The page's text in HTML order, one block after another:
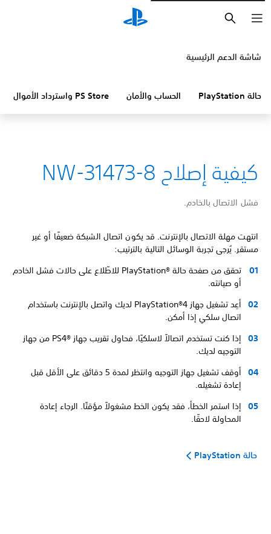
شاشة الدعم الرئيسية
حالة PlayStation الحساب والأمان PS Store واسترداد الأموال
كيفية إصلاح NW-31473-8
فشل الاتصال بالخادم.
انتهت مهلة الاتصال بالإنترنت. قد يكون اتصال الشبكة ضعيفًا أو غير
مستقر. يُرجى تجربة الوسائل التالية بالترتيب:
تحقق من صفحة حالة PlayStation®‎ للاطّلاع على حالات فشل الخادم
أو صيانته.
أعِد تشغيل جهاز PlayStation®4 لديك واتصل بالإنترنت باستخدام
اتصال سلكي إذا أمكن.
إذا كنت تستخدم اتصالاً لاسلكيًا، فحاول تقريب جهاز PS4®‎ من جهاز
التوجيه لديك.
أوقف تشغيل جهاز التوجيه وانتظر لمدة 5 دقائق على الأقل قبل
إعادة تشغيله.
إذا استمر الخطأ، فقد يكون الخط مشغولاً مؤقتًا. الرجاء إعادة
المحاولة لاحقًا.
حالة PlayStation